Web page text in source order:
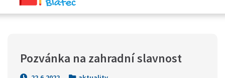
Pozvánka na zahradní slavnost